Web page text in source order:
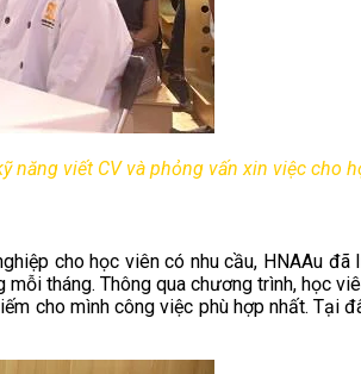
năng viết CV và phỏng vấn xin việc cho
cho học viên có nhu cầu, HNAAu đã
tháng. Thông qua chương trình, học
cho mình công việc phù hợp nhất.